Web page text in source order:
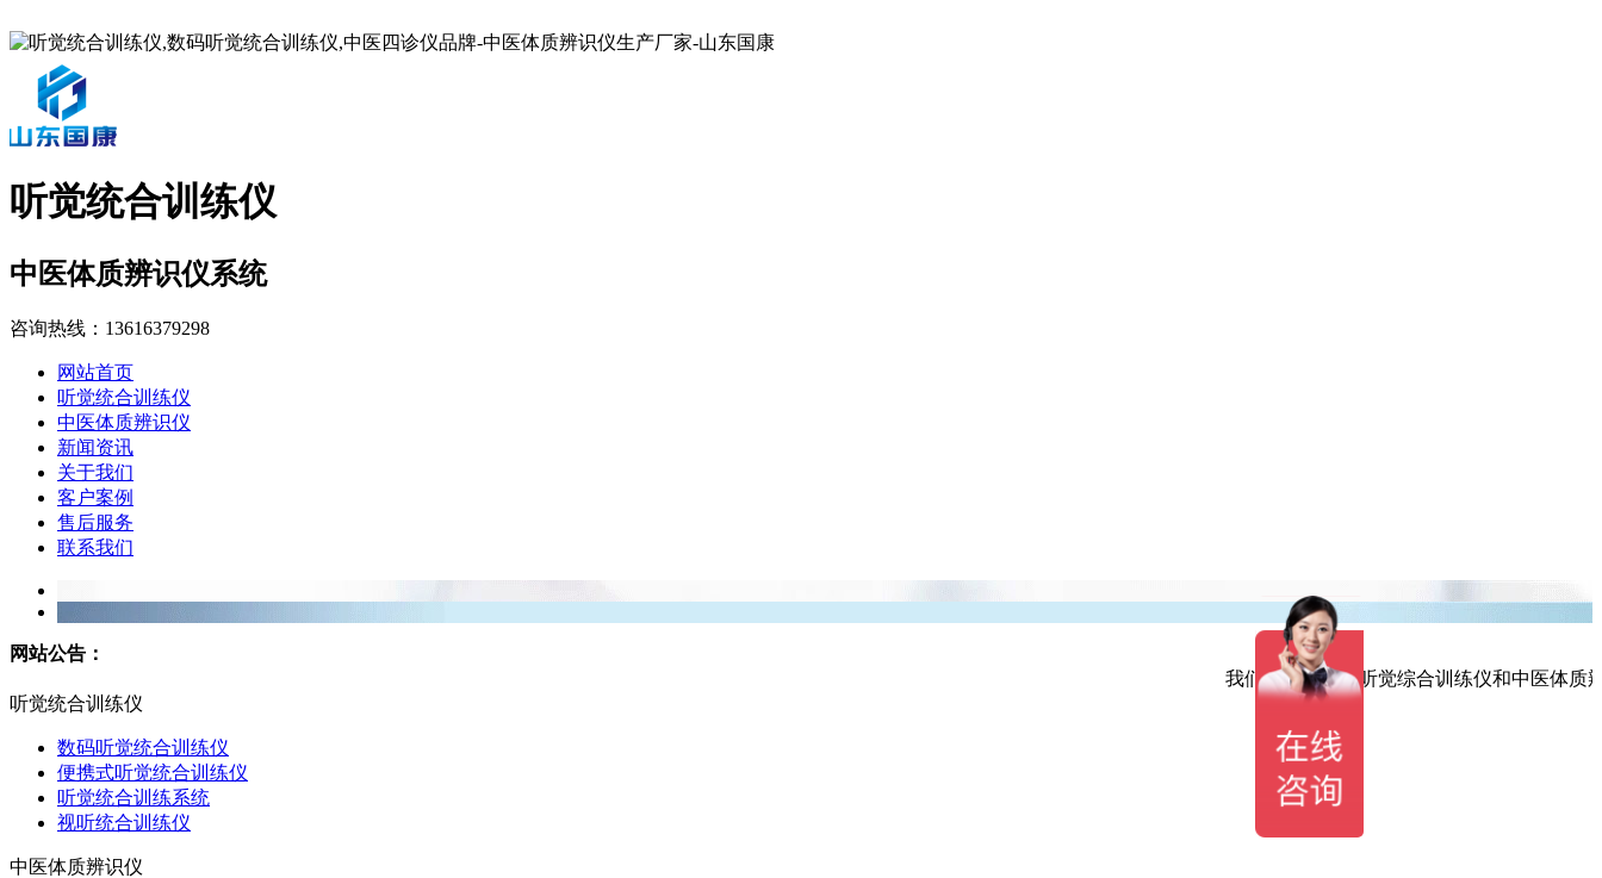
听觉统合训练仪
中医体质辨识仪系统
咨询热线： 13616379298
网站首页
听觉统合训练仪
中医体质辨识仪
新闻资讯
关于我们
客户案例
售后服务
联系我们
网站公告：
我们研发生产的听觉综合训练仪和中医体质
听觉统合训练仪
数码听觉统合训练仪
便携式听觉统合训练仪
听觉统合训练系统
视听统合训练仪
中医体质辨识仪